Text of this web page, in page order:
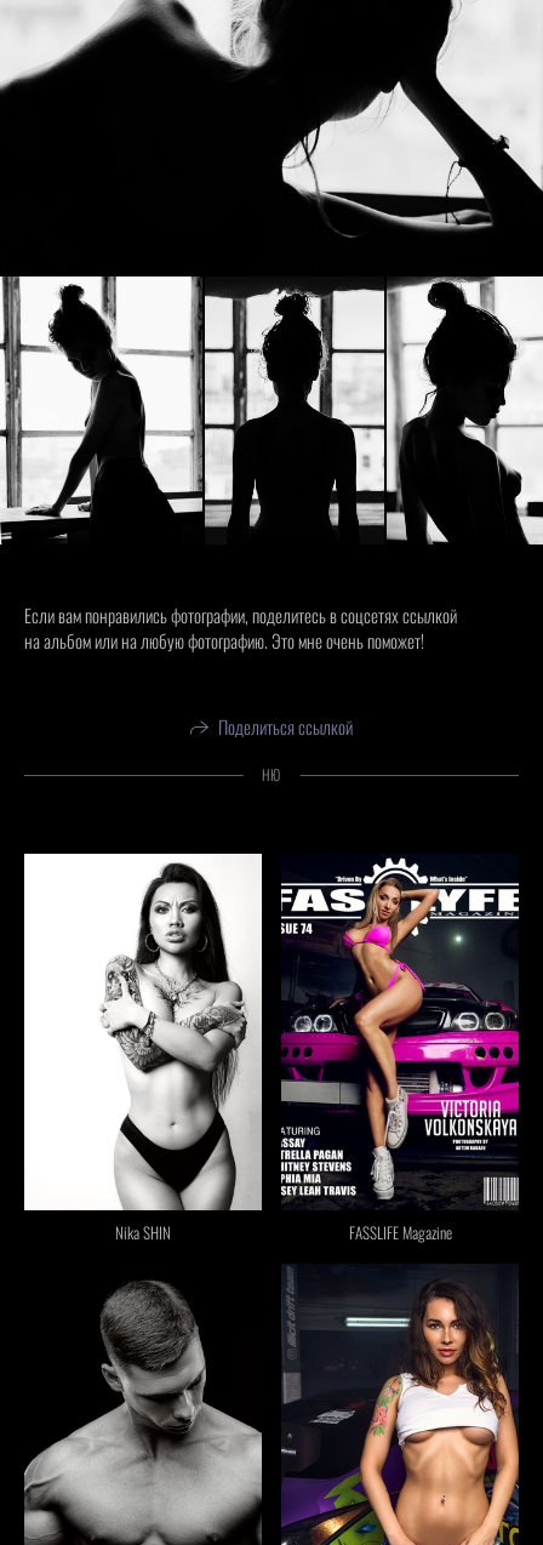
Если вам понравились фотографии, поделитесь в соцсетях ссылкой
на альбом или на любую фотографию. Это мне очень поможет!
Поделиться ссылкой
НЮ
Nika SHIN FASSLIFE Magazine